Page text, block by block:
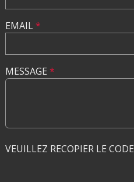
EMAIL*
MESSAGE *
VEUILLEZ RECOPIER LE CODE